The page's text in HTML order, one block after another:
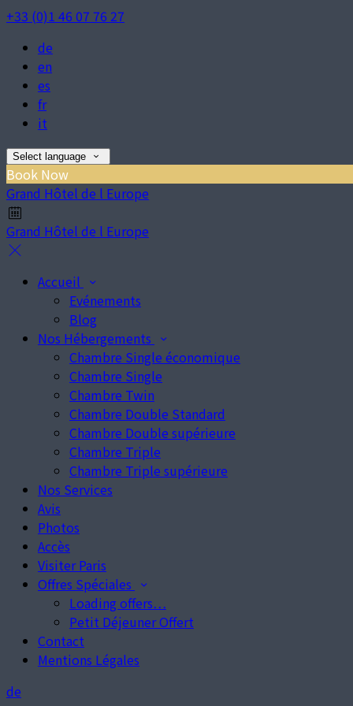
+33 (0)1 46 07 76 27
de
en
es
fr
it
Select language
Book Now
Grand Hôtel de l Europe
Grand Hôtel de l Europe
Accueil
Evénements
Blog
Nos Hébergements
Chambre Single économique
Chambre Single
Chambre Twin
Chambre Double Standard
Chambre Double supérieure
Chambre Triple
Chambre Triple supérieure
Nos Services
Avis
Photos
Accès
Visiter Paris
Offres Spéciales
Loading offers…
Petit Déjeuner Offert
Contact
Mentions Légales
de